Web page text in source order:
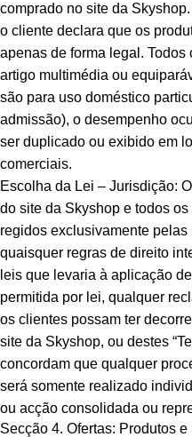
comprado no site da
o cliente declara que os
apenas de forma legal.
artigo multimédia ou
são para uso doméstico
admissão), o desempenho
ser duplicado ou exibido em
comerciais.
Escolha da Lei – Jurisdição:
do site da Skyshop e todos
regidos exclusivamente
quaisquer regras de direito
leis que levaria à aplicação
permitida por lei, qualquer
os clientes possam ter
site da Skyshop, ou destes
concordam que qualquer
será somente realizado
ou acção consolidada ou
Secção 4. Ofertas: Produtos